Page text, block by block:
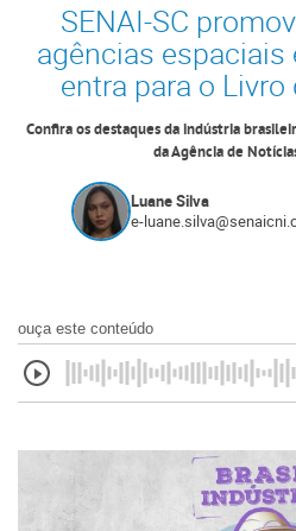
SENAI-SC
agências espaciais
entra para o
Confira os destaques da indústria
da Agência de
Luane Silva
e-
ouça este conteúdo